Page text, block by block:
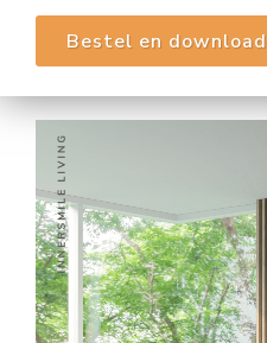
Bestel en download